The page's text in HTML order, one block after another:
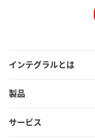
インテグラルとは
製品
サービス